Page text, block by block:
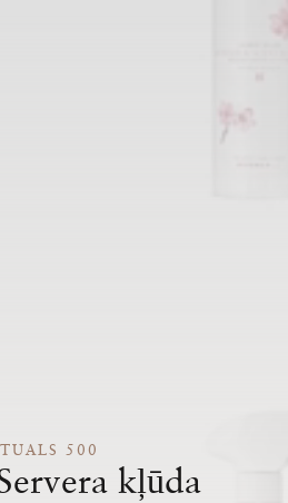
500
kļūda